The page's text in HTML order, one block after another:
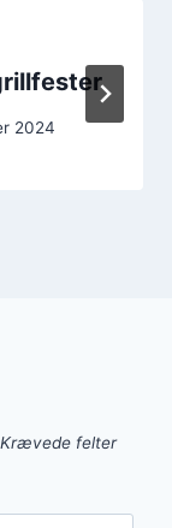
2024
Krævede felter